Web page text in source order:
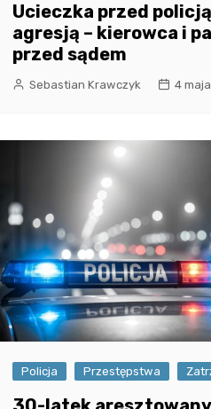
Ucieczka przed
agresją – kierowca i
przed sądem
Sebastian Krawczyk 4
Policja Przestępstwa